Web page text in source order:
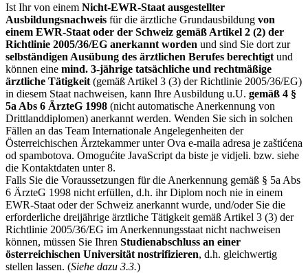
Ist Ihr von einem Nicht-EWR-Staat ausgestellter
Ausbildungsnachweis für die ärztliche Grundausbildung von
einem EWR-Staat oder der Schweiz gemäß Artikel 2 (2) der
Richtlinie 2005/36/EG anerkannt worden und sind Sie dort zur
selbständigen Ausübung des ärztlichen Berufes berechtigt und
können eine mind. 3-jährige tatsächliche und rechtmäßige
ärztliche Tätigkeit (gemäß Artikel 3 (3) der Richtlinie 2005/36/EG)
in diesem Staat nachweisen, kann Ihre Ausbildung u.U. gemäß 4 §
5a Abs 6 ÄrzteG 1998 (nicht automatische Anerkennung von
Drittlanddiplomen) anerkannt werden. Wenden Sie sich in solchen
Fällen an das Team Internationale Angelegenheiten der
Österreichischen Ärztekammer unterOva e-maila adresa je zaštićena
od spambotova. Omogućite JavaScript da biste je vidjeli. bzw. siehe
die Kontaktdaten unter 8.
Falls Sie die Voraussetzungen für die Anerkennung gemäß § 5a Abs
6 ÄrzteG 1998 nicht erfüllen, d.h. ihr Diplom noch nie in einem
EWR-Staat oder der Schweiz anerkannt wurde, und/oder Sie die
erforderliche dreijährige ärztliche Tätigkeit gemäß Artikel 3 (3) der
Richtlinie 2005/36/EG im Anerkennungsstaat nicht nachweisen
können, müssen Sie Ihren Studienabschluss an einer
österreichischen Universität nostrifizieren, d.h. gleichwertig
stellen lassen. (Siehe dazu 3.3.)